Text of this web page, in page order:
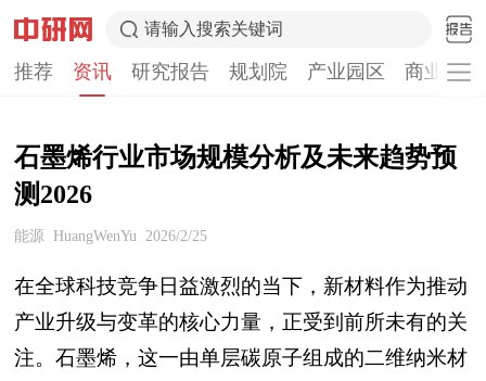
请输入搜索关键词
推荐 资讯 研究报告 规划院 产业园区 商业计
石墨烯行业市场规模分析及未来趋势预
测2026
能源 HuangWenYu 2026/2/25
在全球科技竞争日益激烈的当下，新材料作为推动
产业升级与变革的核心力量，正受到前所未有的关
注。石墨烯，这一由单层碳原子组成的二维纳米材